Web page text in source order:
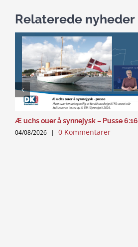
Relaterede nyheder
Æ uchs ouer å synnejysk – Pusse 6:16
04/08/2026 | 0 Kommentarer